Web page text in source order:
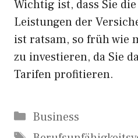
Wichtig ist, dass Sie
Leistungen der
ist ratsam, so früh wie
zu investieren, da Sie
Tarifen profitieren.
Kategorien
Business